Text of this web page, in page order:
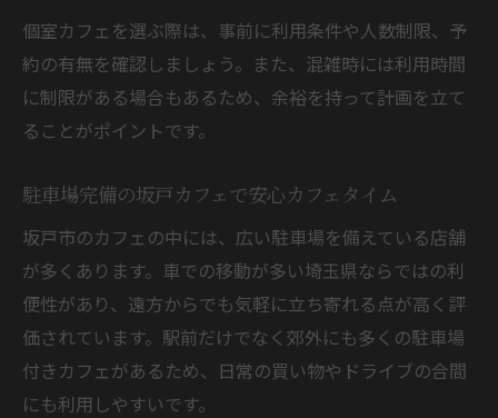
個室カフェを選ぶ際は、事前に利用条件や人数制限、予
約の有無を確認しましょう。また、混雑時には利用時間
に制限がある場合もあるため、余裕を持って計画を立て
ることがポイントです。
駐車場完備の坂戸カフェで安心カフェタイム
坂戸市のカフェの中には、広い駐車場を備えている店舗
が多くあります。車での移動が多い埼玉県ならではの利
便性があり、遠方からでも気軽に立ち寄れる点が高く評
価されています。駅前だけでなく郊外にも多くの駐車場
付きカフェがあるため、日常の買い物やドライブの合間
にも利用しやすいです。